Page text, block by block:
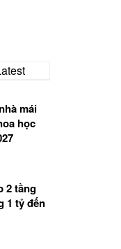
mái
học
2 tầng
1 tỷ đến